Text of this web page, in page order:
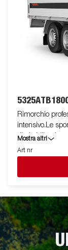
Rimorchio
intensivo.Le
ribaltabili e
utilizzo,
punti di fissaggio ( max 400 kg carico/per anello)sono
per assicurare
accessori. Le immagini sono solo a scopo illustrativo e possono
Mostra altri
Art nr